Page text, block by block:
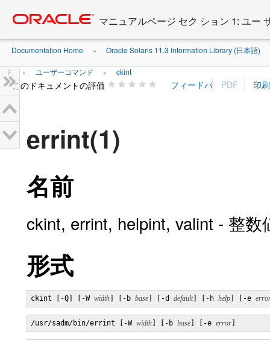
content
マニュアルページ セク ション 1: ユー
Documentation Home » Oracle Solaris 11.3 Information Library (日本語)
ド » ユーザーコマンド » ckint
このドキュメントの評価
errint(1)
名前
ckint, errint, helpint, valint - 整
形式
ckint [-Q] [-W width ] [-b base ] [-d default] [-h help ] [-e
/usr/sadm/bin/errint [-W width ] [-b base ] [-e error